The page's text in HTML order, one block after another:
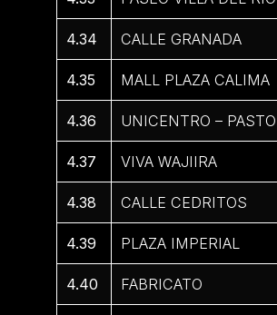
4.34 CALLE GRANADA
4.35 MALL PLAZA CALIMA
4.36 UNICENTRO – PASTO
4.37 VIVA WAJIIRA
4.38 CALLE CEDRITOS
4.39 PLAZA IMPERIAL
4.40 FABRICATO